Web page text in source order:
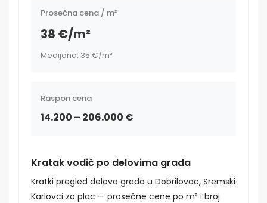
Prosečna cena / m²
38 €/m²
Medijana: 35 €/m²
Raspon cena
14.200 – 206.000 €
Kratak vodič po delovima grada
Kratki pregled delova grada u Dobrilovac, Sremski
Karlovci za plac — prosečne cene po m² i broj